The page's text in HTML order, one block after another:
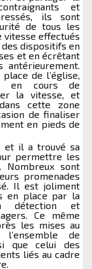
et
ils sont
de tous les
vitesse effectués
dispositifs en
et en écrêtant
antérieurement.
de l’église,
en cours de
la vitesse, et
cette zone
de finaliser
en pieds de
et il a trouvé sa
permettre les
Nombreux sont
promenades
Il est joliment
en place par la
détection et
Ce même
les mises au
de
que celui des
liés au cadre